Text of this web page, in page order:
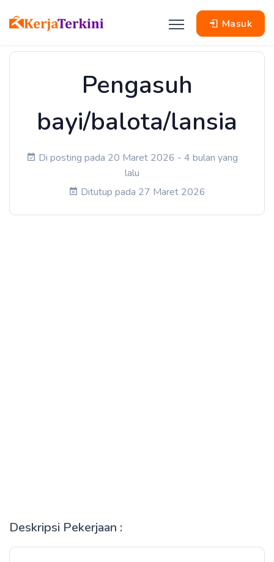
Masuk
Pengasuh
bayi/balota/lansia
Di posting pada 20 Maret 2026 - 4 bulan yang
lalu
Ditutup pada 27 Maret 2026
Deskripsi Pekerjaan :